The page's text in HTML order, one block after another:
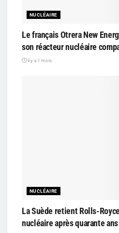
NUCLÉAIRE
Le français Otrera New
son réacteur nucléaire
il y a 1 mois
NUCLÉAIRE
La Suède retient Rolls-
nucléaire après quarante ans